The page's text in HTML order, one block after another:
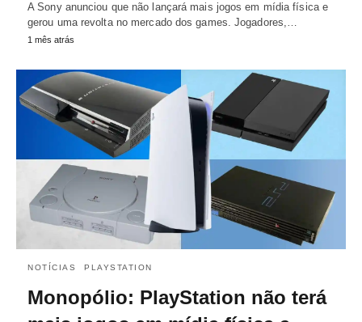
A Sony anunciou que não lançará mais jogos em mídia física e
gerou uma revolta no mercado dos games. Jogadores,…
1 mês atrás
NOTÍCIAS PLAYSTATION
Monopólio: PlayStation não terá